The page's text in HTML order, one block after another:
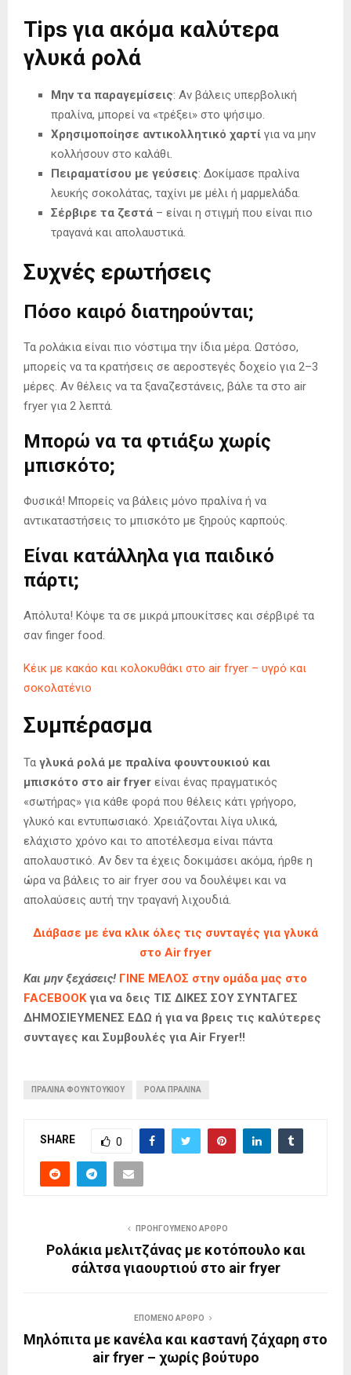
Tips για ακόμα καλύτερα
γλυκά ρολά
Μην τα παραγεμίσεις: Αν βάλεις υπερβολική
πραλίνα, μπορεί να «τρέξει» στο ψήσιμο.
Χρησιμοποίησε αντικολλητικό χαρτί για να μην
κολλήσουν στο καλάθι.
Πειραματίσου με γεύσεις: Δοκίμασε πραλίνα
λευκής σοκολάτας, ταχίνι με μέλι ή μαρμελάδα.
Σέρβιρε τα ζεστά – είναι η στιγμή που είναι πιο
τραγανά και απολαυστικά.
Συχνές ερωτήσεις
Πόσο καιρό διατηρούνται;
Τα ρολάκια είναι πιο νόστιμα την ίδια μέρα. Ωστόσο,
μπορείς να τα κρατήσεις σε αεροστεγές δοχείο για 2–3
μέρες. Αν θέλεις να τα ξαναζεστάνεις, βάλε τα στο air
fryer για 2 λεπτά.
Μπορώ να τα φτιάξω χωρίς
μπισκότο;
Φυσικά! Μπορείς να βάλεις μόνο πραλίνα ή να
αντικαταστήσεις το μπισκότο με ξηρούς καρπούς.
Είναι κατάλληλα για παιδικό
πάρτι;
Απόλυτα! Κόψε τα σε μικρά μπουκίτσες και σέρβιρέ τα
σαν finger food.
Κέικ με κακάο και κολοκυθάκι στο air fryer – υγρό και
σοκολατένιο
Συμπέρασμα
Τα γλυκά ρολά με πραλίνα φουντουκιού και
μπισκότο στο air fryer είναι ένας πραγματικός
«σωτήρας» για κάθε φορά που θέλεις κάτι γρήγορο,
γλυκό και εντυπωσιακό. Χρειάζονται λίγα υλικά,
ελάχιστο χρόνο και το αποτέλεσμα είναι πάντα
απολαυστικό. Αν δεν τα έχεις δοκιμάσει ακόμα, ήρθε η
ώρα να βάλεις το air fryer σου να δουλέψει και να
απολαύσεις αυτή την τραγανή λιχουδιά.
Διάβασε με ένα κλικ όλες τις συνταγές για γλυκά
στο Air fryer
Και μην ξεχάσεις! ΓΙΝΕ ΜΕΛΟΣ στην ομάδα μας στο
FACEBOOKγια να δεις ΤΙΣ ΔΙΚΕΣ ΣΟΥ ΣΥΝΤΑΓΕΣ
ΔΗΜΟΣΙΕΥΜΕΝΕΣ ΕΔΩ ή για να βρεις τις καλύτερες
συνταγες και Συμβουλές για Air Fryer!!
ΠΡΑΛΙΝΑ ΦΟΥΝΤΟΥΚΙΟΥ ΡΟΛΑ ΠΡΑΛΙΝΑ
SHARE 0
ΠΡΟΗΓΟΎΜΕΝΟ ΆΡΘΡΟ
Ρολάκια μελιτζάνας με κοτόπουλο και
σάλτσα γιαουρτιού στο air fryer
ΕΠΌΜΕΝΟ ΆΡΘΡΟ
Μηλόπιτα με κανέλα και καστανή ζάχαρη στο
air fryer – χωρίς βούτυρο